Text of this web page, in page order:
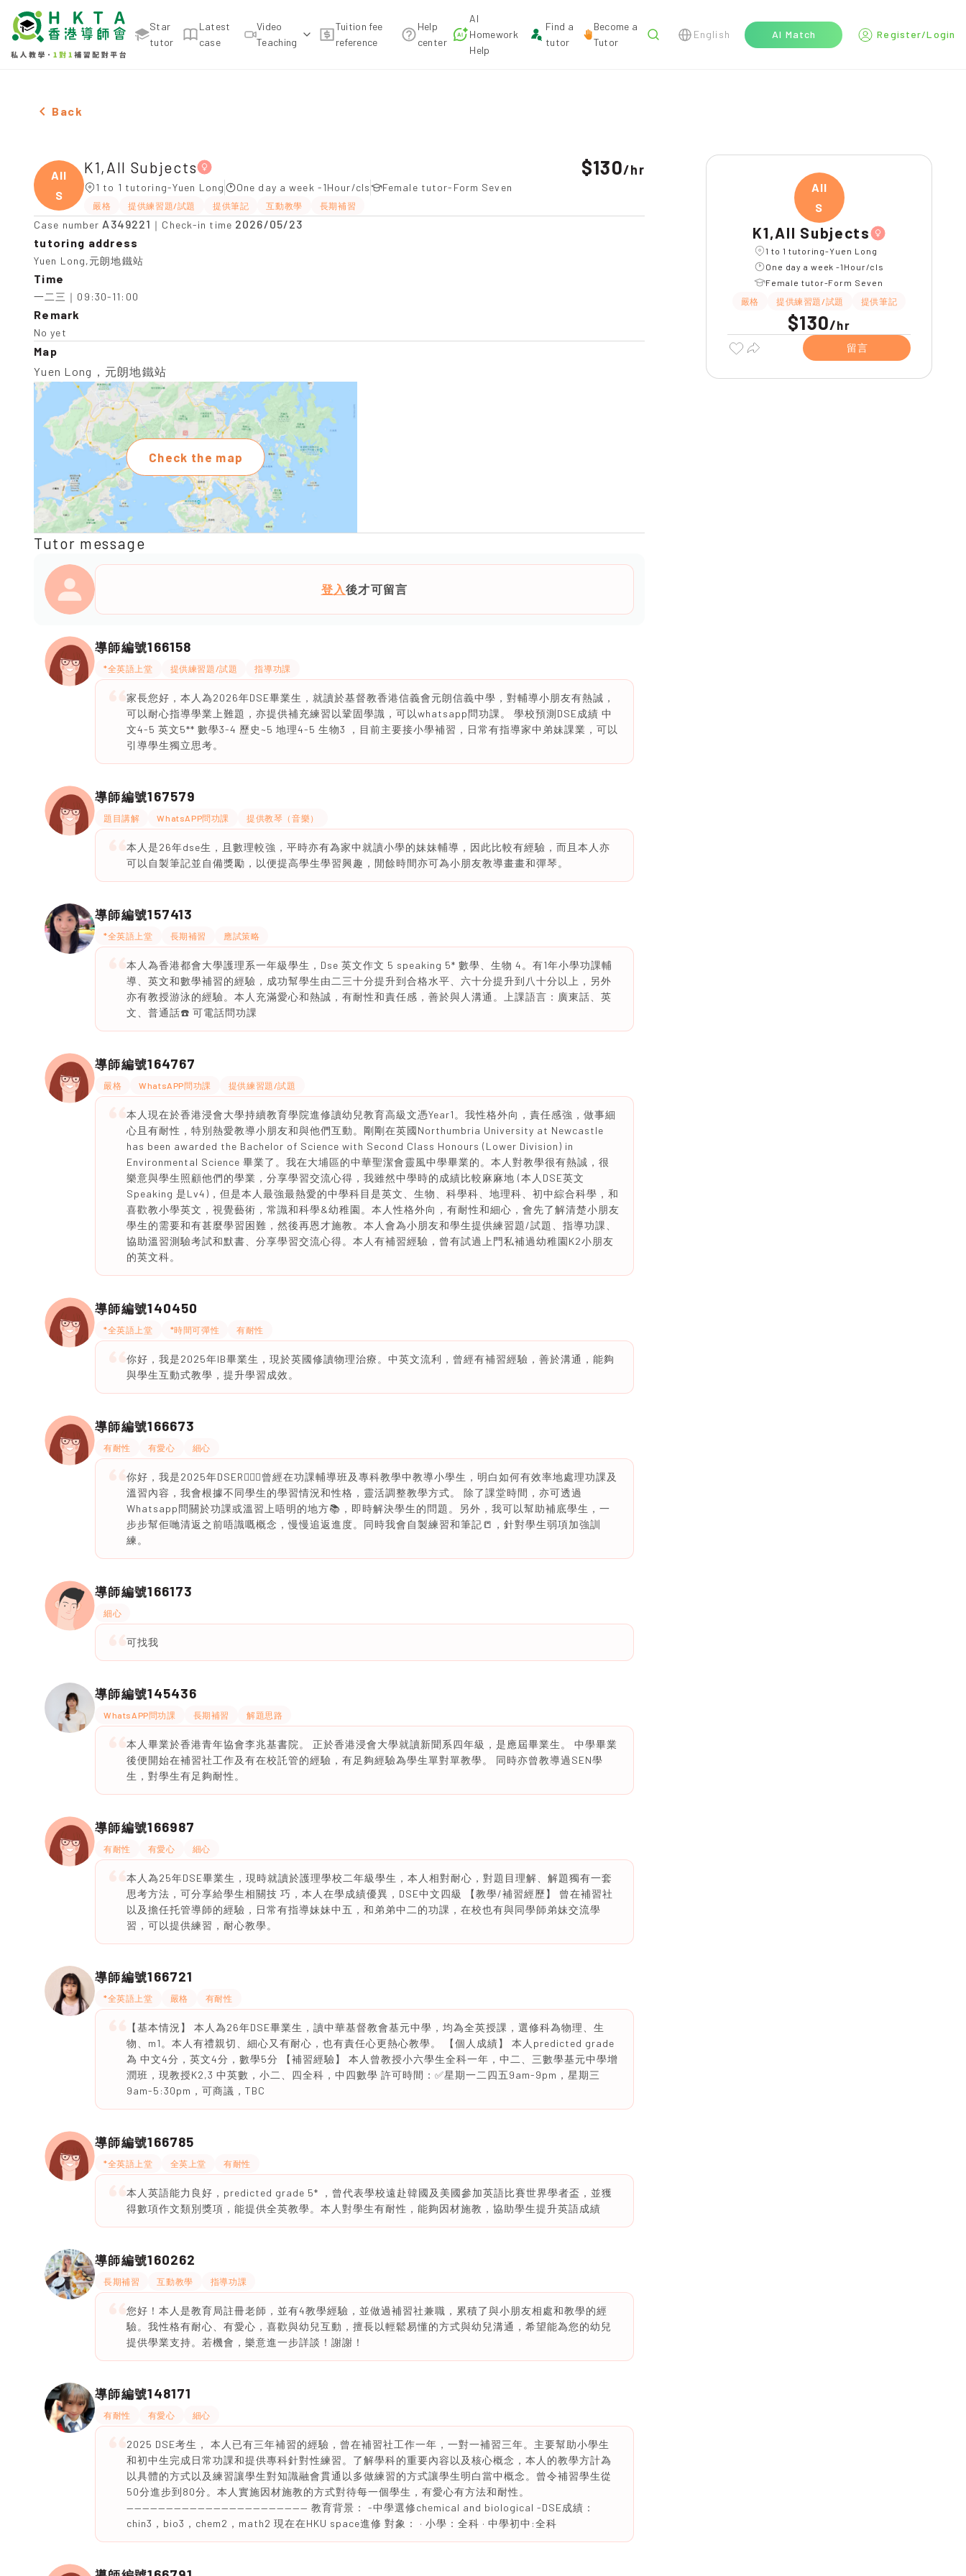
Star
tutor
Latest
case
Video
Teaching
Tuition fee
reference
Help
center
AI
Homework
Help
Find a
tutor
Become a
Tutor
English AI Match Register/Login
Female K1,All Subjects，Yuen Long Tuition recommendation
Back
All
S
K1,All Subjects
1 to 1 tutoring-Yuen Long One day a week -1Hour/cls Female tutor-Form Seven
嚴格 提供練習題/試題 提供筆記 互動教學 長期補習
$130/hr
Case number A349221 ｜Check-in time 2026/05/23
tutoring address
Yuen Long,元朗地鐵站
Time
一二三｜09:30-11:00
Remark
No yet
Map
Yuen Long，元朗地鐵站
Check the map
Tutor message
登入後才可留言
導師編號166158
*全英語上堂 提供練習題/試題 指導功課
家長您好，本人為2026年DSE畢業生，就讀於基督教香港信義會元朗信義中學，對輔導小朋友有熱誠，
可以耐心指導學業上難題，亦提供補充練習以鞏固學識，可以whatsapp問功課。 學校預測DSE成績 中
文4-5 英文5** 數學3-4 歷史~5 地理4-5 生物3 ，目前主要接小學補習，日常有指導家中弟妹課業，可以
引導學生獨立思考。
導師編號167579
題目講解 WhatsAPP問功課 提供教琴（音樂）
本人是26年dse生，且數理較強，平時亦有為家中就讀小學的妹妹輔導，因此比較有經驗，而且本人亦
可以自製筆記並自備獎勵，以便提高學生學習興趣，閒餘時間亦可為小朋友教導畫畫和彈琴。
導師編號157413
*全英語上堂 長期補習 應試策略
本人為香港都會大學護理系一年級學生，Dse 英文作文 5 speaking 5* 數學、生物 4。有1年小學功課輔
導、英文和數學補習的經驗，成功幫學生由二三十分提升到合格水平、六十分提升到八十分以上，另外
亦有教授游泳的經驗。本人充滿愛心和熱誠，有耐性和責任感，善於與人溝通。上課語言：廣東話、英
文、普通話☎️ 可電話問功課
導師編號164767
嚴格 WhatsAPP問功課 提供練習題/試題
本人現在於香港浸會大學持續教育學院進修讀幼兒教育高級文憑Year1。我性格外向，責任感強，做事細
心且有耐性，特別熱愛教導小朋友和與他們互動。剛剛在英國Northumbria University at Newcastle
has been awarded the Bachelor of Science with Second Class Honours (Lower Division) in
Environmental Science 畢業了。我在大埔區的中華聖潔會靈風中學畢業的。本人對教學很有熱誠，很
樂意與學生照顧他們的學業，分享學習交流心得，我雖然中學時的成績比較麻麻地 (本人DSE英文
Speaking 是Lv4)，但是本人最強最熱愛的中學科目是英文、生物、科學科、地理科、初中綜合科學，和
喜歡教小學英文，視覺藝術，常識和科學&幼稚園。本人性格外向，有耐性和細心，會先了解清楚小朋友
學生的需要和有甚麼學習困難，然後再恩才施教。本人會為小朋友和學生提供練習題/試題、指導功課、
協助溫習測驗考試和默書、分享學習交流心得。本人有補習經驗，曾有試過上門私補過幼稚園K2小朋友
的英文科。
導師編號140450
*全英語上堂 *時間可彈性 有耐性
你好，我是2025年IB畢業生，現於英國修讀物理治療。中英文流利，曾經有補習經驗，善於溝通，能夠
與學生互動式教學，提升學習成效。
導師編號166673
有耐性 有愛心 細心
你好，我是2025年DSER🙋🏻‍♀️曾經在功課輔導班及專科教學中教導小學生，明白如何有效率地處理功課及
溫習內容，我會根據不同學生的學習情況和性格，靈活調整教學方式。 除了課堂時間，亦可透過
Whatsapp問關於功課或溫習上唔明的地方📚，即時解決學生的問題。另外，我可以幫助補底學生，一
步步幫佢哋清返之前唔識嘅概念，慢慢追返進度。同時我會自製練習和筆記📒，針對學生弱項加強訓
練。
導師編號166173
細心
可找我
導師編號145436
WhatsAPP問功課 長期補習 解題思路
本人畢業於香港青年協會李兆基書院。 正於香港浸會大學就讀新聞系四年級，是應屆畢業生。 中學畢業
後便開始在補習社工作及有在校託管的經驗，有足夠經驗為學生單對單教學。 同時亦曾教導過SEN學
生，對學生有足夠耐性。
導師編號166987
有耐性 有愛心 細心
本人為25年DSE畢業生，現時就讀於護理學校二年級學生，本人相對耐心，對題目理解、解題獨有一套
思考方法，可分享給學生相關技 巧，本人在學成績優異，DSE中文四級 【教學/補習經歷】 曾在補習社
以及擔任托管導師的經驗，日常有指導妹妹中五，和弟弟中二的功課，在校也有與同學師弟妹交流學
習，可以提供練習，耐心教學。
導師編號166721
*全英語上堂 嚴格 有耐性
【基本情況】 本人為26年DSE畢業生，讀中華基督教會基元中學，均為全英授課，選修科為物理、生
物、m1。本人有禮親切、細心又有耐心，也有責任心更熱心教學。 【個人成績】 本人predicted grade
為 中文4分，英文4分，數學5分 【補習經驗】 本人曾教授小六學生全科一年，中二、三數學基元中學增
潤班，現教授K2,3 中英數，小二、四全科，中四數學 許可時間：✅星期一二四五9am-9pm，星期三
9am-5:30pm，可商議，TBC
導師編號166785
*全英語上堂 全英上堂 有耐性
本人英語能力良好，predicted grade 5* ，曾代表學校遠赴韓國及美國參加英語比賽世界學者盃，並獲
得數項作文類別獎項，能提供全英教學。本人對學生有耐性，能夠因材施教，協助學生提升英語成績
導師編號160262
長期補習 互動教學 指導功課
您好！本人是教育局註冊老師，並有4教學經驗，並做過補習社兼職，累積了與小朋友相處和教學的經
驗。我性格有耐心、有愛心，喜歡與幼兒互動，擅長以輕鬆易懂的方式與幼兒溝通，希望能為您的幼兒
提供學業支持。若機會，樂意進一步詳談！謝謝！
導師編號148171
有耐性 有愛心 細心
2025 DSE考生， 本人已有三年補習的經驗，曾在補習社工作一年，一對一補習三年。主要幫助小學生
和初中生完成日常功課和提供專科針對性練習。了解學科的重要內容以及核心概念，本人的教學方計為
以具體的方式以及練習讓學生對知識融會貫通以多做練習的方式讓學生明白當中概念。曾令補習學生從
50分進步到80分。本人實施因材施教的方式對待每一個學生，有愛心有方法和耐性。
——————————————————————— 教育背景： -中學選修chemical and biological -DSE成績：
chin3，bio3，chem2，math2 現在在HKU space進修 對象： · 小學：全科 · 中學初中:全科
All
S
K1,All Subjects
1 to 1 tutoring-Yuen Long
One day a week -1Hour/cls
Female tutor-Form Seven
嚴格
提供練習題/試題 提供筆記
$130/hr
留言